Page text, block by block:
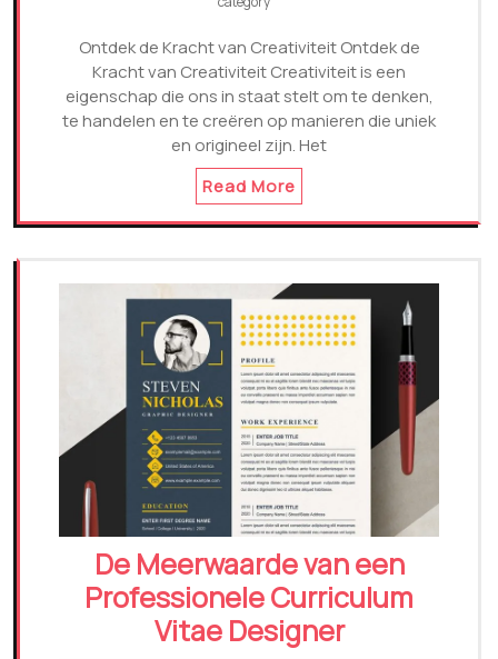
Ontdek de Kracht van Creativiteit Ontdek de
Kracht van Creativiteit Creativiteit is een
eigenschap die ons in staat stelt om te denken,
te handelen en te creëren op manieren die uniek
en origineel zijn. Het
Read More
De Meerwaarde van een
Professionele Curriculum
Vitae Designer